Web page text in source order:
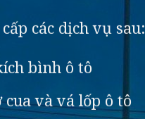
các dịch vụ sau:
bình ô tô
và vá lốp ô tô